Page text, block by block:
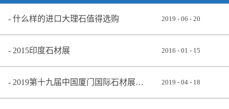
什么样的进口大理石值得选购 2019 - 06 - 20
2015印度石材展 2016 - 01 - 15
2019第十九届中国厦门国际石材展览会 2019 - 04 - 18